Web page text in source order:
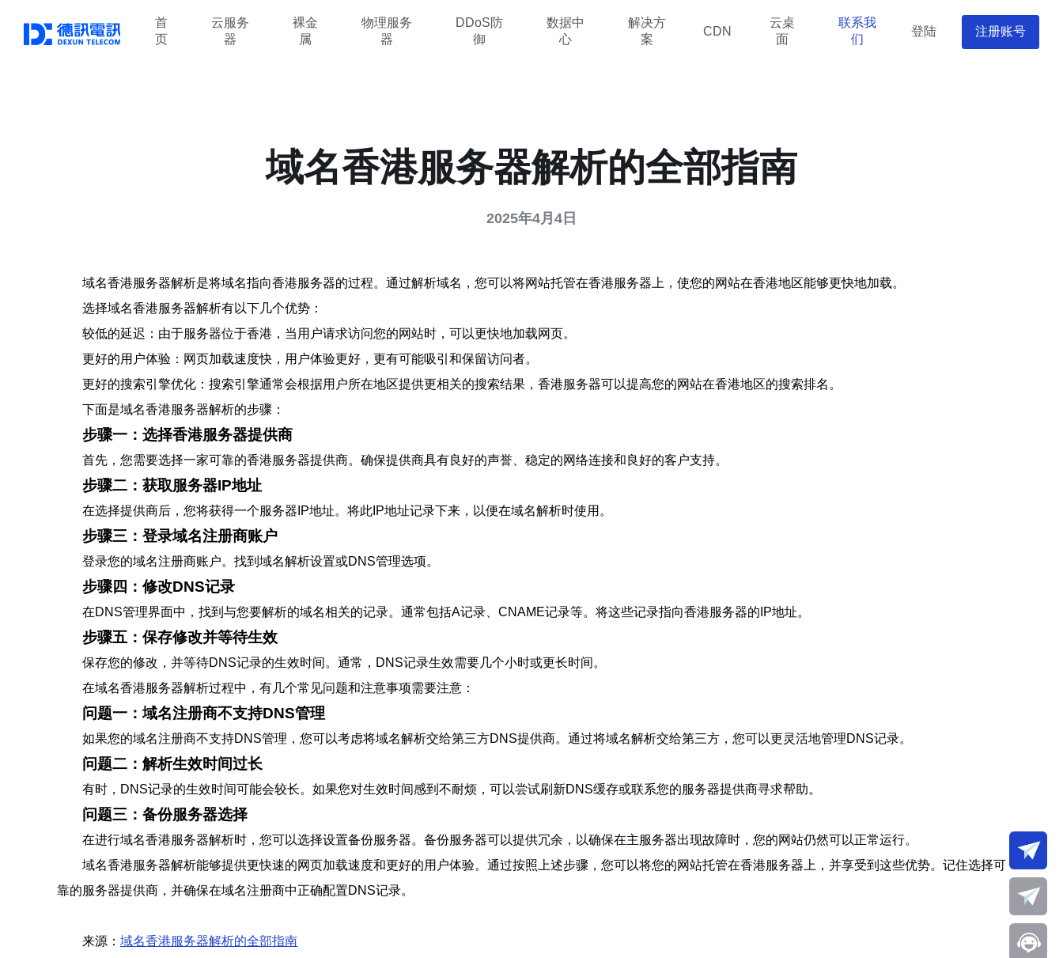
首
页
云服务
器
裸金
属
物理服务
器
DDoS防
御
数据中
心
解决方
案
CDN
云桌
面
联系我
们
登陆 注册账号
域名香港服务器解析的全部指南
2025年4月4日
域名香港服务器解析是将域名指向香港服务器的过程。通过解析域名，您可以将网站托管在香港服务器上，使您的网站在香港地区能够更快地加载。
选择域名香港服务器解析有以下几个优势：
较低的延迟：由于服务器位于香港，当用户请求访问您的网站时，可以更快地加载网页。
更好的用户体验：网页加载速度快，用户体验更好，更有可能吸引和保留访问者。
更好的搜索引擎优化：搜索引擎通常会根据用户所在地区提供更相关的搜索结果，香港服务器可以提高您的网站在香港地区的搜索排名。
下面是域名香港服务器解析的步骤：
步骤一：选择香港服务器提供商
首先，您需要选择一家可靠的香港服务器提供商。确保提供商具有良好的声誉、稳定的网络连接和良好的客户支持。
步骤二：获取服务器IP地址
在选择提供商后，您将获得一个服务器IP地址。将此IP地址记录下来，以便在域名解析时使用。
步骤三：登录域名注册商账户
登录您的域名注册商账户。找到域名解析设置或DNS管理选项。
步骤四：修改DNS记录
在DNS管理界面中，找到与您要解析的域名相关的记录。通常包括A记录、CNAME记录等。将这些记录指向香港服务器的IP地址。
步骤五：保存修改并等待生效
保存您的修改，并等待DNS记录的生效时间。通常，DNS记录生效需要几个小时或更长时间。
在域名香港服务器解析过程中，有几个常见问题和注意事项需要注意：
问题一：域名注册商不支持DNS管理
如果您的域名注册商不支持DNS管理，您可以考虑将域名解析交给第三方DNS提供商。通过将域名解析交给第三方，您可以更灵活地管理DNS记录。
问题二：解析生效时间过长
有时，DNS记录的生效时间可能会较长。如果您对生效时间感到不耐烦，可以尝试刷新DNS缓存或联系您的服务器提供商寻求帮助。
问题三：备份服务器选择
在进行域名香港服务器解析时，您可以选择设置备份服务器。备份服务器可以提供冗余，以确保在主服务器出现故障时，您的网站仍然可以正常运行。
域名香港服务器解析能够提供更快速的网页加载速度和更好的用户体验。通过按照上述步骤，您可以将您的网站托管在香港服务器上，并享受到这些优势。记住选择可
靠的服务器提供商，并确保在域名注册商中正确配置DNS记录。
来源： 域名香港服务器解析的全部指南